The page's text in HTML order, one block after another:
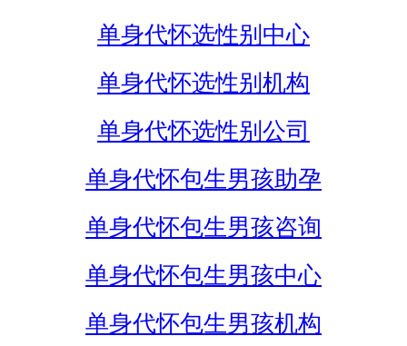
单身代怀选性别中心
单身代怀选性别机构
单身代怀选性别公司
单身代怀包生男孩助孕
单身代怀包生男孩咨询
单身代怀包生男孩中心
单身代怀包生男孩机构